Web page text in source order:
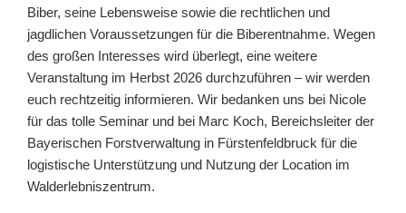
Biber, seine Lebensweise sowie die rechtlichen und
jagdlichen Voraussetzungen für die Biberentnahme. Wegen
des großen Interesses wird überlegt, eine weitere
Veranstaltung im Herbst 2026 durchzuführen – wir werden
euch rechtzeitig informieren. Wir bedanken uns bei Nicole
für das tolle Seminar und bei Marc Koch, Bereichsleiter der
Bayerischen Forstverwaltung in Fürstenfeldbruck für die
logistische Unterstützung und Nutzung der Location im
Walderlebniszentrum.